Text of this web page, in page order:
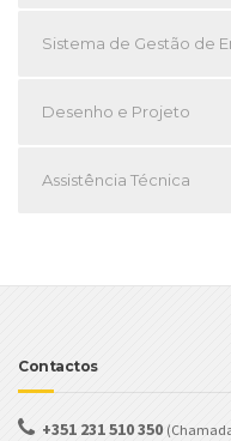
Sistema de Gestão de
Desenho e Projeto
Assistência Técnica
Contactos
+351 231 510 350